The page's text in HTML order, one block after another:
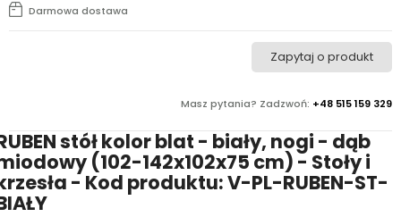
Masz pytania? Zadzwoń: +48 515 159 329
Zapytaj o produkt
Darmowa dostawa
stół kolor blat - biały, nogi - dąb
(102-142x102x75 cm) - Stoły i
- Kod produktu: V-PL-RUBEN-ST-